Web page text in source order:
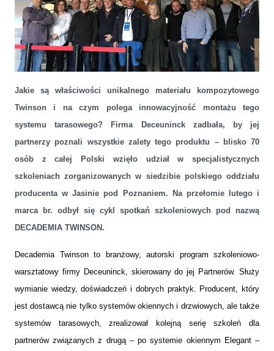
Deceuninck zrealizował kolejną Decademię Twinson
Jakie są właściwości unikalnego materiału kompozytowego
Twinson i na czym polega innowacyjność montażu tego
systemu tarasowego? Firma Deceuninck zadbała, by jej
partnerzy poznali wszystkie zalety tego produktu – blisko 70
osób z całej Polski wzięło udział w specjalistycznych
szkoleniach zorganizowanych w siedzibie polskiego oddziału
producenta w Jasinie pod Poznaniem. Na przełomie lutego i
marca br. odbył się cykl spotkań szkoleniowych pod nazwą
DECADEMIA TWINSON.
Decademia Twinson to branżowy, autorski program szkoleniowo-
warsztatowy firmy Deceuninck, skierowany do jej Partnerów. Służy
wymianie wiedzy, doświadczeń i dobrych praktyk. Producent, który
jest dostawcą nie tylko systemów okiennych i drzwiowych, ale także
systemów tarasowych, zrealizował kolejną serię szkoleń dla
partnerów związanych z drugą – po systemie okiennym Elegant –